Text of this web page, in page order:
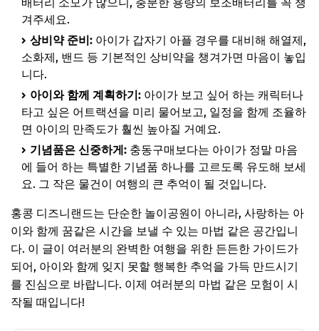
겨주세요.
상비약 준비: 아이가 갑자기 아플 경우를 대비해 해열제,
소화제, 밴드 등 기본적인 상비약을 챙겨가면 마음이 놓입
니다.
아이와 함께 계획하기: 아이가 보고 싶어 하는 캐릭터나
타고 싶은 어트랙션을 미리 물어보고, 일정을 함께 조율하
면 아이의 만족도가 훨씬 높아질 거예요.
기념품은 신중하게: 충동구매보다는 아이가 정말 마음
에 들어 하는 특별한 기념품 하나를 고르도록 유도해 보세
요. 그 작은 물건이 여행의 큰 추억이 될 것입니다.
홍콩 디즈니랜드는 단순한 놀이공원이 아니라, 사랑하는 아
이와 함께 꿈같은 시간을 보낼 수 있는 마법 같은 공간입니
다. 이 글이 여러분의 완벽한 여행을 위한 든든한 가이드가
되어, 아이와 함께 잊지 못할 행복한 추억을 가득 만드시기
를 진심으로 바랍니다. 이제 여러분의 마법 같은 모험이 시
작될 때입니다!